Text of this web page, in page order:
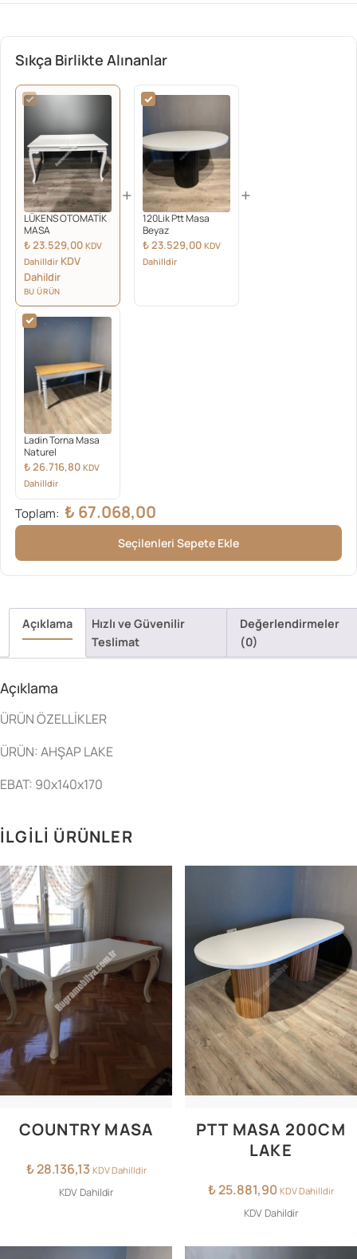
Sıkça Birlikte Alınanlar
LÜKENS OTOMATİK
MASA
₺23.529,00 KDV
Dahilldir KDV
Dahildir
BU ÜRÜN
+
120Lik Ptt Masa
Beyaz
₺23.529,00 KDV
Dahilldir
+
Ladin Torna Masa
Naturel
₺26.716,80 KDV
Dahilldir
Toplam: ₺ 67.068,00
Seçilenleri Sepete Ekle
Açıklama
Hızlı ve Güvenilir
Teslimat
Değerlendirmeler
(0)
Açıklama
ÜRÜN ÖZELLİKLER
ÜRÜN: AHŞAP LAKE
EBAT: 90x140x170
İLGILI ÜRÜNLER
COUNTRY MASA
₺28.136,13 KDV Dahilldir
KDV Dahildir
PTT MASA 200CM
LAKE
₺25.881,90 KDV Dahilldir
KDV Dahildir